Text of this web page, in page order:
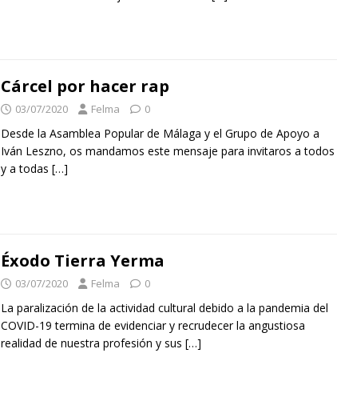
Cárcel por hacer rap
03/07/2020 Felma 0
Desde la Asamblea Popular de Málaga y el Grupo de Apoyo a
Iván Leszno, os mandamos este mensaje para invitaros a todos
y a todas […]
Éxodo Tierra Yerma
03/07/2020 Felma 0
La paralización de la actividad cultural debido a la pandemia del
COVID-19 termina de evidenciar y recrudecer la angustiosa
realidad de nuestra profesión y sus […]